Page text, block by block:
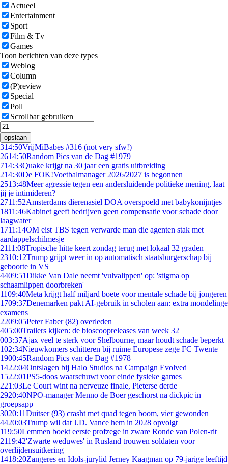
Actueel
Entertainment
Sport
Film & Tv
Games
Toon berichten van deze types
Weblog
Column
(P)review
Special
Poll
Scrollbar gebruiken
opslaan
314:50VrijMiBabes #316 (not very sfw!)
2614:50Random Pics van de Dag #1979
714:33Quake krijgt na 30 jaar een gratis uitbreiding
214:30De FOK!Voetbalmanager 2026/2027 is begonnen
2513:48Meer agressie tegen een andersluidende politieke mening, laat
jij je intimideren?
2711:52Amsterdams dierenasiel DOA overspoeld met babykonijntjes
1811:46Kabinet geeft bedrijven geen compensatie voor schade door
laagwater
1711:14OM eist TBS tegen verwarde man die agenten stak met
aardappelschilmesje
2111:08Tropische hitte keert zondag terug met lokaal 32 graden
2310:12Trump grijpt weer in op automatisch staatsburgerschap bij
geboorte in VS
4409:51Dikke Van Dale neemt 'vulvalippen' op: 'stigma op
schaamlippen doorbreken'
1109:40Meta krijgt half miljard boete voor mentale schade bij jongeren
1709:37Denemarken pakt AI-gebruik in scholen aan: extra mondelinge
examens
2209:05Peter Faber (82) overleden
405:00Trailers kijken: de bioscoopreleases van week 32
003:37Ajax veel te sterk voor Shelbourne, maar houdt schade beperkt
102:34Nieuwkomers schitteren bij ruime Europese zege FC Twente
1900:45Random Pics van de Dag #1978
1422:04Ontslagen bij Halo Studios na Campaign Evolved
1522:01PS5-doos waarschuwt voor einde fysieke games
221:03Le Court wint na nerveuze finale, Pieterse derde
2920:40NPO-manager Menno de Boer geschorst na dickpic in
groepsapp
3020:11Duitser (93) crasht met quad tegen boom, vier gewonden
4420:03Trump wil dat J.D. Vance hem in 2028 opvolgt
119:50Lemmen boekt eerste profzege in zware Ronde van Polen-rit
2119:42'Zwarte weduwes' in Rusland trouwen soldaten voor
overlijdensuitkering
1418:20Zangeres en Idols-jurylid Jerney Kaagman op 79-jarige leeftijd